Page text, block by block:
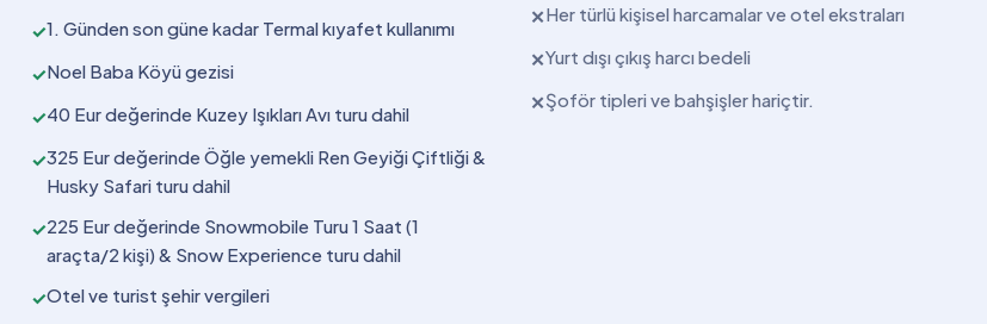
✓1. Günden son güne kadar Termal kıyafet kullanımı
✓Noel Baba Köyü gezisi
✓40 Eur değerinde Kuzey Işıkları Avı turu dahil
✓325 Eur değerinde Öğle yemekli Ren Geyiği Çiftliği &
Husky Safari turu dahil
✓225 Eur değerinde Snowmobile Turu 1 Saat (1
araçta/2 kişi) & Snow Experience turu dahil
✓Otel ve turist şehir vergileri
✕Her türlü kişisel harcamalar ve otel ekstraları
✕Yurt dışı çıkış harcı bedeli
✕Şoför tipleri ve bahşişler hariçtir.